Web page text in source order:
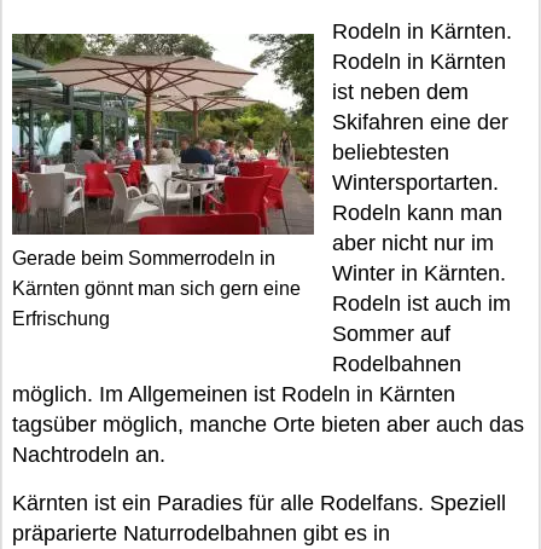
Gerade beim Sommerrodeln in
Kärnten gönnt man sich gern eine
Erfrischung
Rodeln in Kärnten.
Rodeln in Kärnten
ist neben dem
Skifahren eine der
beliebtesten
Wintersportarten.
Rodeln kann man
aber nicht nur im
Winter in Kärnten.
Rodeln ist auch im
Sommer auf
Rodelbahnen
möglich. Im Allgemeinen ist Rodeln in Kärnten
tagsüber möglich, manche Orte bieten aber auch das
Nachtrodeln an.
Kärnten ist ein Paradies für alle Rodelfans. Speziell
präparierte Naturrodelbahnen gibt es in